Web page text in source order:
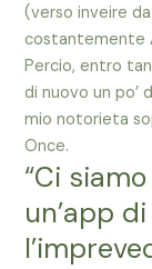
(verso inveire
costantemente
Percio, entro
di nuovo un po’
mio notorieta
Once.
“Ci
un’app